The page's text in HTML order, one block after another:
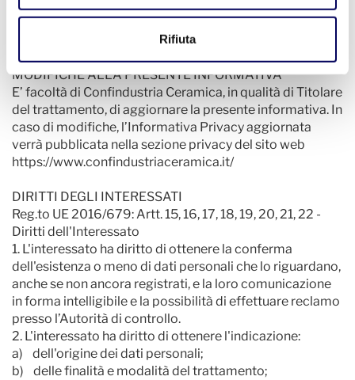
Rifiuta
una e-mail all’indirizzo privacy@confindustriaceramica.it
oppure contattando il Titolare ai recapiti aziendali forniti
MODIFICHE ALLA PRESENTE INFORMATIVA
E’ facoltà di Confindustria Ceramica, in qualità di Titolare
del trattamento, di aggiornare la presente informativa. In
caso di modifiche, l’Informativa Privacy aggiornata
verrà pubblicata nella sezione privacy del sito web
https://www.confindustriaceramica.it/
DIRITTI DEGLI INTERESSATI
Reg.to UE 2016/679: Artt. 15, 16, 17, 18, 19, 20, 21, 22 -
Diritti dell'Interessato
1. L'interessato ha diritto di ottenere la conferma
dell'esistenza o meno di dati personali che lo riguardano,
anche se non ancora registrati, e la loro comunicazione
in forma intelligibile e la possibilità di effettuare reclamo
presso l’Autorità di controllo.
2. L'interessato ha diritto di ottenere l'indicazione:
a) dell'origine dei dati personali;
b) delle finalità e modalità del trattamento;